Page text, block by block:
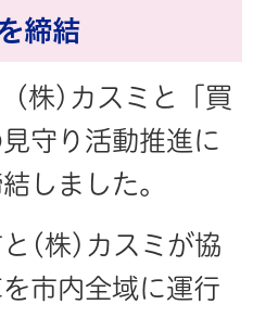
締結
(株)カスミと「買
守り活動推進に
しました。
と(株)カスミが協
市内全域に運行